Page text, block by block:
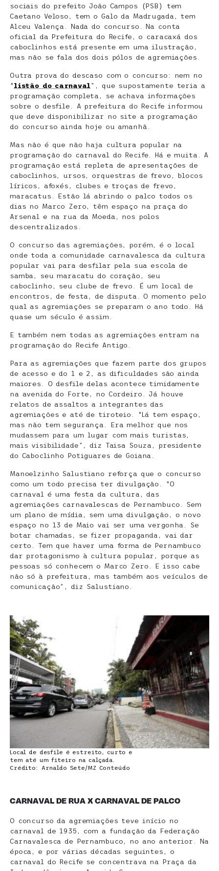
sociais do prefeito João Campos (PSB) tem
Caetano Veloso, tem o Galo da Madrugada, tem
Alceu Valença. Nada do concurso. Na conta
oficial da Prefeitura do Recife, o caracaxá dos
caboclinhos está presente em uma ilustração,
mas não se fala dos dois pólos de agremiações.
Outra prova do descaso com o concurso: nem no
“listão do carnaval”, que supostamente teria a
programação completa, se achava informações
sobre o desfile. A prefeitura do Recife informou
que deve disponibilizar no site a programação
do concurso ainda hoje ou amanhã.
Mas não é que não haja cultura popular na
programação do carnaval do Recife. Há e muita. A
programação está repleta de apresentações de
caboclinhos, ursos, orquestras de frevo, blocos
líricos, afoxés, clubes e troças de frevo,
maracatus. Estão lá abrindo o palco todos os
dias no Marco Zero, têm espaço na praça do
Arsenal e na rua da Moeda, nos polos
descentralizados.
O concurso das agremiações, porém, é o local
onde toda a comunidade carnavalesca da cultura
popular vai para desfilar pela sua escola de
samba, seu maracatu do coração, seu
caboclinho, seu clube de frevo. É um local de
encontros, de festa, de disputa. O momento pelo
qual as agremiações se preparam o ano todo. Há
quase um século é assim.
E também nem todas as agremiações entram na
programação do Recife Antigo.
Para as agremiações que fazem parte dos grupos
de acesso e do 1 e 2, as dificuldades são ainda
maiores. O desfile delas acontece timidamente
na avenida do Forte, no Cordeiro. Já houve
relatos de assaltos a integrantes das
agremiações e até de tiroteio. “Lá tem espaço,
mas não tem segurança. Era melhor que nos
mudassem para um lugar com mais turistas,
mais visibilidade”, diz Taisa Souza, presidente
do Caboclinho Potiguares de Goiana.
Manoelzinho Salustiano reforça que o concurso
como um todo precisa ter divulgação. “O
carnaval é uma festa da cultura, das
agremiações carnavalescas de Pernambuco. Sem
um plano de mídia, sem uma divulgação, o novo
espaço no 13 de Maio vai ser uma vergonha. Se
botar chamadas, se fizer propaganda, vai dar
certo. Tem que haver uma forma de Pernambuco
dar protagonismo à cultura popular, porque as
pessoas só conhecem o Marco Zero. E isso cabe
não só à prefeitura, mas também aos veículos de
comunicação”, diz Salustiano.
Local de desfile é estreito, curto e
tem até um fiteiro na calçada.
Crédito: Arnaldo Sete/MZ Conteúdo
CARNAVAL DE RUA X CARNAVAL DE PALCO
O concurso da agremiações teve início no
carnaval de 1935, com a fundação da Federação
Carnavalesca de Pernambuco, no ano anterior. Na
época, e por várias décadas seguintes, o
carnaval do Recife se concentrava na Praça da